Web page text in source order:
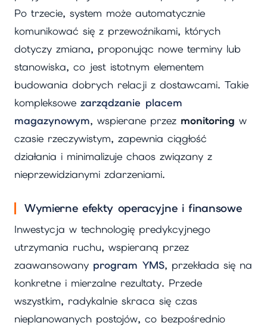
Po trzecie, system może automatycznie
komunikować się z przewoźnikami, których
dotyczy zmiana, proponując nowe terminy lub
stanowiska, co jest istotnym elementem
budowania dobrych relacji z dostawcami. Takie
kompleksowe zarządzanie placem
magazynowym, wspierane przez monitoring w
czasie rzeczywistym, zapewnia ciągłość
działania i minimalizuje chaos związany z
nieprzewidzianymi zdarzeniami.
Wymierne efekty operacyjne i finansowe
Inwestycja w technologię predykcyjnego
utrzymania ruchu, wspieraną przez
zaawansowany program YMS, przekłada się na
konkretne i mierzalne rezultaty. Przede
wszystkim, radykalnie skraca się czas
nieplanowanych postojów, co bezpośrednio